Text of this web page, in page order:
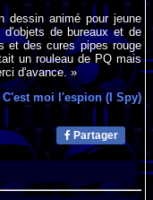
dessin animé pour jeune
de bureaux et de
et des cures pipes rouge
un rouleau de PQ mais
d'avance. »
C'est moi l'espion (I Spy)
Partager